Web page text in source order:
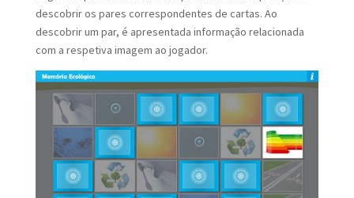
descobrir os pares correspondentes de cartas. Ao
descobrir um par, é apresentada informação relacionada
com a respetiva imagem ao jogador.